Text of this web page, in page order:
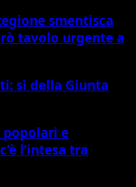
smentisca
tavolo urgente a
sì della Giunta
popolari e
l’intesa tra